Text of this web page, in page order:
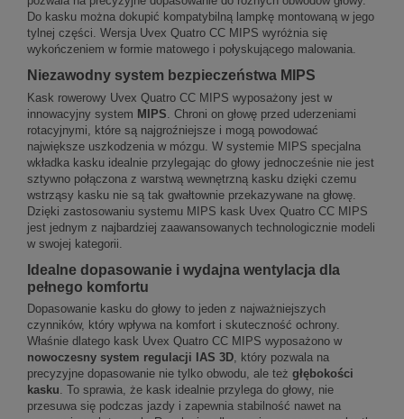
Do kasku można dokupić kompatybilną lampkę montowaną w jego
tylnej części. Wersja Uvex Quatro CC MIPS wyróżnia się
wykończeniem w formie matowego i połyskującego malowania.
Niezawodny system bezpieczeństwa MIPS
Kask rowerowy Uvex Quatro CC MIPS wyposażony jest w
innowacyjny system MIPS . Chroni on głowę przed uderzeniami
rotacyjnymi, które są najgroźniejsze i mogą powodować
największe uszkodzenia w mózgu. W systemie MIPS specjalna
wkładka kasku idealnie przylegając do głowy jednocześnie nie jest
sztywno połączona z warstwą wewnętrzną kasku dzięki czemu
wstrząsy kasku nie są tak gwałtownie przekazywane na głowę.
Dzięki zastosowaniu systemu MIPS kask Uvex Quatro CC MIPS
jest jednym z najbardziej zaawansowanych technologicznie modeli
w swojej kategorii.
Idealne dopasowanie i wydajna wentylacja dla
pełnego komfortu
Dopasowanie kasku do głowy to jeden z najważniejszych
czynników, który wpływa na komfort i skuteczność ochrony.
Właśnie dlatego kask Uvex Quatro CC MIPS wyposażono w
nowoczesny system regulacji IAS 3D, który pozwala na
precyzyjne dopasowanie nie tylko obwodu, ale też głębokości
kasku. To sprawia, że kask idealnie przylega do głowy, nie
przesuwa się podczas jazdy i zapewnia stabilność nawet na